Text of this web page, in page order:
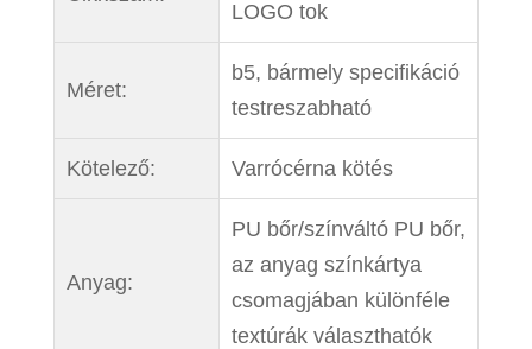
LOGO tok
Méret:
b5, bármely specifikáció
testreszabható
Kötelező: Varrócérna kötés
Anyag:
PU bőr/színváltó PU bőr,
az anyag színkártya
csomagjában különféle
textúrák választhatók